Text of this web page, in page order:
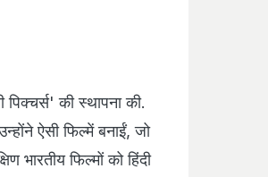
की स्थापना की.
ऐसी फिल्में बनाईं, जो
भारतीय फिल्मों को हिंदी